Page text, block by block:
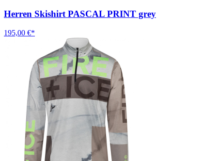
Herren Skishirt PASCAL PRINT grey
195,00 €*